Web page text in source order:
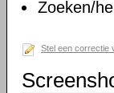
Zoeken/
Stel een correctie